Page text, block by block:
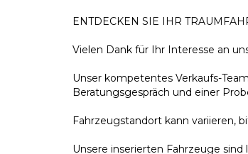
ENTDECKEN SIE IHR
Vielen Dank für Ihr Interesse an
Unser kompetentes Verkaufs-
Beratungsgespräch und einer
Fahrzeugstandort kann variieren,
Unsere inserierten Fahrzeuge